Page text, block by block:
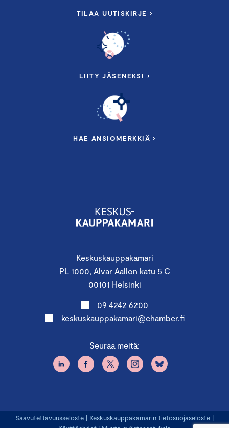
Keskuskauppakamari
PL 1000, Alvar Aallon katu 5 C
00101 Helsinki
09 4242 6200
keskuskauppakamari@chamber.fi
Seuraa meitä:
TILAA UUTISKIRJE ›
LIITY JÄSENEKSI ›
HAE ANSIOMERKKIÄ ›
Saavutettavuusseloste | Keskuskauppakamarin tietosuojaseloste |